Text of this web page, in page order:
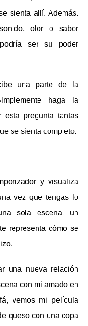
sienta allí. Además,
olor o sabor
ser su poder
una parte de la
haga la
esta pregunta tantas
se sienta completo.
y visualiza
vez que tengas lo
sola escena, un
representa cómo se
una nueva relación
con mi amado en
vemos mi película
queso con una copa